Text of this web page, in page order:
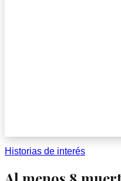
Historias de interés